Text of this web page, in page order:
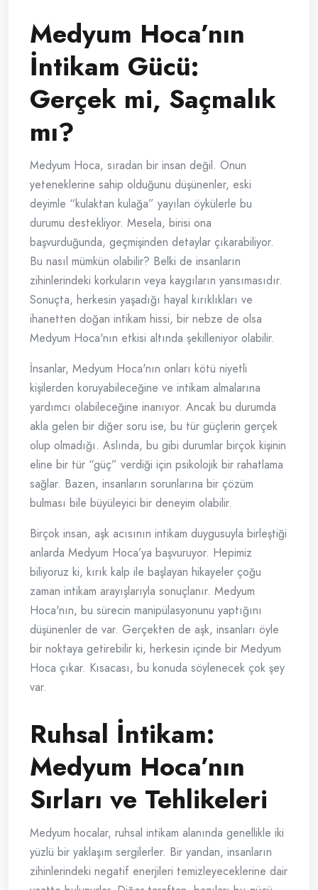
Medyum Hoca’nın
İntikam Gücü:
Gerçek mi, Saçmalık
mı?
Medyum Hoca, sıradan bir insan değil. Onun
yeteneklerine sahip olduğunu düşünenler, eski
deyimle “kulaktan kulağa” yayılan öykülerle bu
durumu destekliyor. Mesela, birisi ona
başvurduğunda, geçmişinden detaylar çıkarabiliyor.
Bu nasıl mümkün olabilir? Belki de insanların
zihinlerindeki korkuların veya kaygıların yansımasıdır.
Sonuçta, herkesin yaşadığı hayal kırıklıkları ve
ihanetten doğan intikam hissi, bir nebze de olsa
Medyum Hoca'nın etkisi altında şekilleniyor olabilir.
İnsanlar, Medyum Hoca'nın onları kötü niyetli
kişilerden koruyabileceğine ve intikam almalarına
yardımcı olabileceğine inanıyor. Ancak bu durumda
akla gelen bir diğer soru ise, bu tür güçlerin gerçek
olup olmadığı. Aslında, bu gibi durumlar birçok kişinin
eline bir tür “güç” verdiği için psikolojik bir rahatlama
sağlar. Bazen, insanların sorunlarına bir çözüm
bulması bile büyüleyici bir deneyim olabilir.
Birçok insan, aşk acısının intikam duygusuyla birleştiği
anlarda Medyum Hoca’ya başvuruyor. Hepimiz
biliyoruz ki, kırık kalp ile başlayan hikayeler çoğu
zaman intikam arayışlarıyla sonuçlanır. Medyum
Hoca'nın, bu sürecin manipülasyonunu yaptığını
düşünenler de var. Gerçekten de aşk, insanları öyle
bir noktaya getirebilir ki, herkesin içinde bir Medyum
Hoca çıkar. Kısacası, bu konuda söylenecek çok şey
var.
Ruhsal İntikam:
Medyum Hoca’nın
Sırları ve Tehlikeleri
Medyum hocalar, ruhsal intikam alanında genellikle iki
yüzlü bir yaklaşım sergilerler. Bir yandan, insanların
zihinlerindeki negatif enerjileri temizleyeceklerine dair